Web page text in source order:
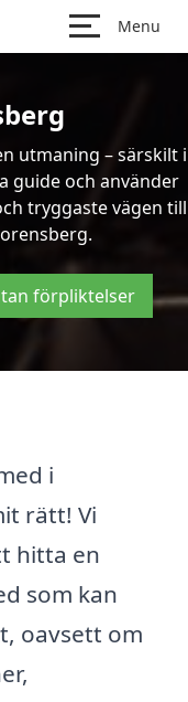
Menu
utmaning – särskilt i
guide och använder
tryggaste vägen till
förpliktelser
i
rätt! Vi
hitta en
som kan
oavsett om